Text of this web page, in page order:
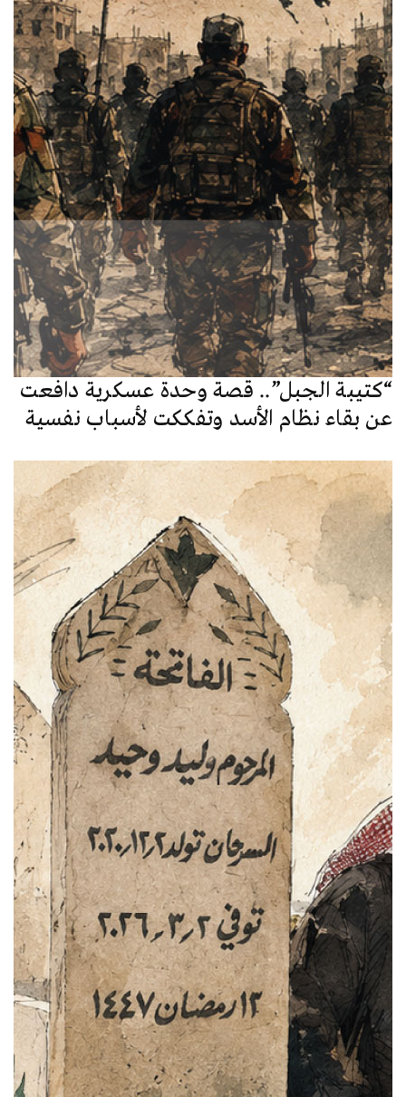
“كتيبة الجبل”.. قصة وحدة عسكرية دافعت
عن بقاء نظام الأسد وتفككت لأسباب نفسية